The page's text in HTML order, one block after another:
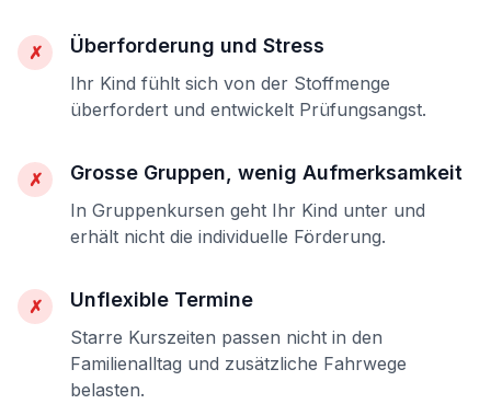
✗ Überforderung und Stress
Ihr Kind fühlt sich von der Stoffmenge
überfordert und entwickelt Prüfungsangst.
✗ Grosse Gruppen, wenig Aufmerksamkeit
In Gruppenkursen geht Ihr Kind unter und
erhält nicht die individuelle Förderung.
✗ Unflexible Termine
Starre Kurszeiten passen nicht in den
Familienalltag und zusätzliche Fahrwege
belasten.